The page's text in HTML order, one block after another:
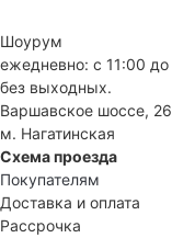
Шоурум
ежедневно: с 11:00
без выходных.
Варшавское шоссе, 26
м. Нагатинская
Схема проезда
Покупателям
Доставка и оплата
Рассрочка